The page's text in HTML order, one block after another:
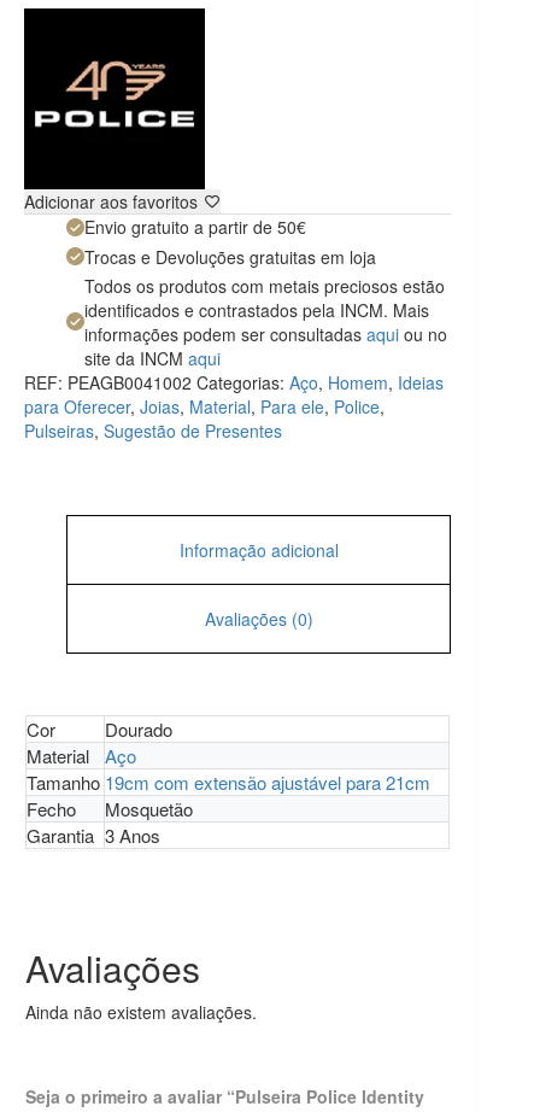
Adicionar aos favoritos
Envio gratuito a partir de 50€
Trocas e Devoluções gratuitas em loja
Todos os produtos com metais preciosos estão
identificados e contrastados pela INCM. Mais
informações podem ser consultadas aqui ou no
site da INCM aqui
REF: PEAGB0041002 Categorias: Aço, Homem, Ideias
para Oferecer, Joias, Material, Para ele, Police,
Pulseiras, Sugestão de Presentes
Informação adicional
Avaliações (0)
Cor
Dourado
Material
Aço
Tamanho 19cm com extensão ajustável para 21cm
Fecho
Mosquetão
Garantia 3 Anos
Avaliações
Ainda não existem avaliações.
Seja o primeiro a avaliar “Pulseira Police Identity